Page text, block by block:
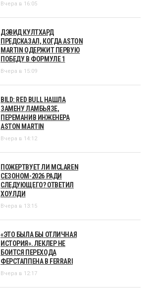
Вчера в 16:05
ДЭВИД КУЛТХАРД
ПРЕДСКАЗАЛ, КОГДА ASTON
MARTIN ОДЕРЖИТ ПЕРВУЮ
ПОБЕДУ В ФОРМУЛЕ 1
Вчера в 15:09
BILD: RED BULL НАШЛА
ЗАМЕНУ ЛАМБЬЯЗЕ,
ПЕРЕМАНИВ ИНЖЕНЕРА
ASTON MARTIN
Вчера в 14:12
ПОЖЕРТВУЕТ ЛИ MCLAREN
СЕЗОНОМ-2026 РАДИ
СЛЕДУЮЩЕГО? ОТВЕТИЛ
ХОУЛДИ
Вчера в 13:15
«ЭТО БЫЛА БЫ ОТЛИЧНАЯ
ИСТОРИЯ». ЛЕКЛЕР НЕ
БОИТСЯ ПЕРЕХОДА
ФЕРСТАППЕНА В FERRARI
Вчера в 12:17